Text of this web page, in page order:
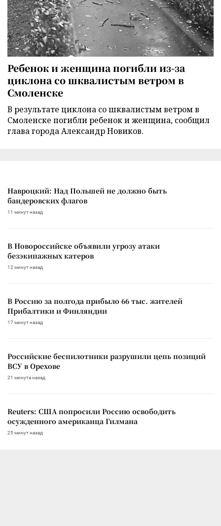
Ребенок и женщина погибли из-за
циклона со шквалистым ветром в
Смоленске
В результате циклона со шквалистым ветром в
Смоленске погибли ребенок и женщина, сообщил
глава города Александр Новиков.
Навроцкий: Над Польшей не должно быть
бандеровских флагов
11 минут назад
В Новороссийске объявили угрозу атаки
безэкипажных катеров
12 минут назад
В Россию за полгода прибыло 66 тыс. жителей
Прибалтики и Финляндии
17 минут назад
Российские беспилотники разрушили цепь позиций
ВСУ в Орехове
21 минута назад
Reuters: США попросили Россию освободить
осужденного американца Гилмана
25 минут назад